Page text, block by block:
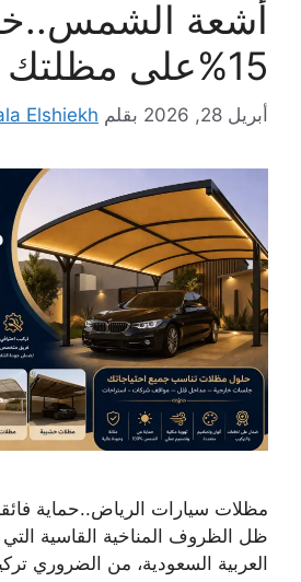
أشعة
15%على مظلتك العصرية
أبريل 28, 2026 بقلم Elshiekh
مظلات سيارات الرياض..حماية
ظل الظروف المناخية القاسية التي
العربية السعودية، من الضروري